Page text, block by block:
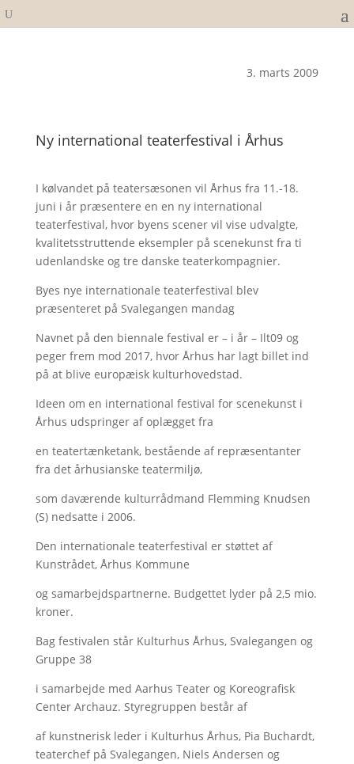
3. marts 2009
Ny international teaterfestival i Århus
I kølvandet på teatersæsonen vil Århus fra 11.-18.
juni i år præsentere en en ny international
teaterfestival, hvor byens scener vil vise udvalgte,
kvalitetsstruttende eksempler på scenekunst fra ti
udenlandske og tre danske teaterkompagnier.
Byes nye internationale teaterfestival blev
præsenteret på Svalegangen mandag
Navnet på den biennale festival er – i år – Ilt09 og
peger frem mod 2017, hvor Århus har lagt billet ind
på at blive europæisk kulturhovedstad.
Ideen om en international festival for scenekunst i
Århus udspringer af oplægget fra
en teatertænketank, bestående af repræsentanter
fra det århusianske teatermiljø,
som daværende kulturrådmand Flemming Knudsen
(S) nedsatte i 2006.
Den internationale teaterfestival er støttet af
Kunstrådet, Århus Kommune
og samarbejdspartnerne. Budgettet lyder på 2,5 mio.
kroner.
Bag festivalen står Kulturhus Århus, Svalegangen og
Gruppe 38
i samarbejde med Aarhus Teater og Koreografisk
Center Archauz. Styregruppen består af
af kunstnerisk leder i Kulturhus Århus, Pia Buchardt,
teaterchef på Svalegangen, Niels Andersen og